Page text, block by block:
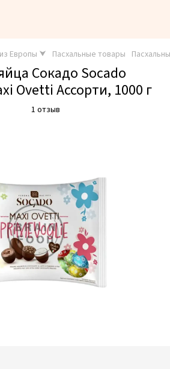
Европы ⮟ Пасхальные товары
Сокадо Socado
Ovetti Ассорти, 1000 г
1 отзыв